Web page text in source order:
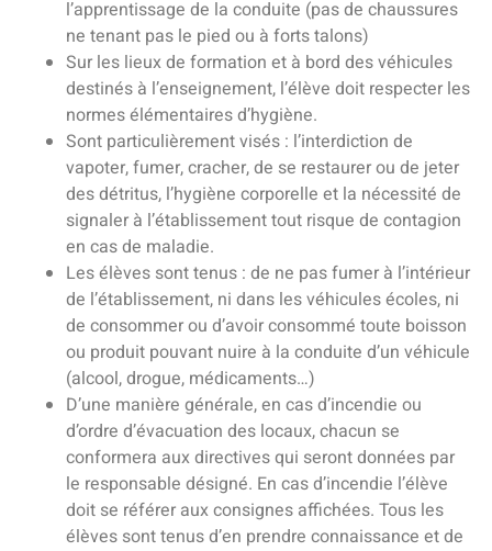
l’apprentissage de la conduite (pas de chaussures
ne tenant pas le pied ou à forts talons)
Sur les lieux de formation et à bord des véhicules
destinés à l’enseignement, l’élève doit respecter les
normes élémentaires d’hygiène.
Sont particulièrement visés : l’interdiction de
vapoter, fumer, cracher, de se restaurer ou de jeter
des détritus, l’hygiène corporelle et la nécessité de
signaler à l’établissement tout risque de contagion
en cas de maladie.
Les élèves sont tenus : de ne pas fumer à l’intérieur
de l’établissement, ni dans les véhicules écoles, ni
de consommer ou d’avoir consommé toute boisson
ou produit pouvant nuire à la conduite d’un véhicule
(alcool, drogue, médicaments…)
D’une manière générale, en cas d’incendie ou
d’ordre d’évacuation des locaux, chacun se
conformera aux directives qui seront données par
le responsable désigné. En cas d’incendie l’élève
doit se référer aux consignes affichées. Tous les
élèves sont tenus d’en prendre connaissance et de